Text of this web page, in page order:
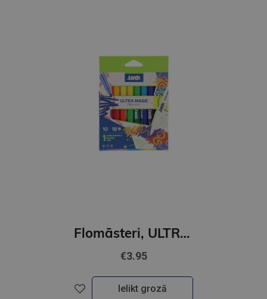
Flomāsteri, ULTRA MAGIC,10 krāsas
€3.95
Ielikt grozā